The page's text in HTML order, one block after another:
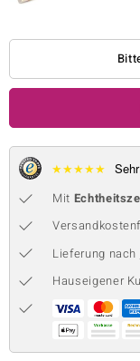
BY DE MELO
Collection
★★★★★
Mit
Lieferung nach
Hauseigener